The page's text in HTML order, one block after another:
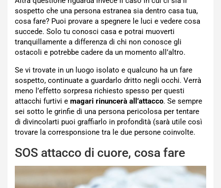
sospetto che una persona estranea sia dentro casa tua,
cosa fare? Puoi provare a spegnere le luci e vedere cosa
succede. Solo tu conosci casa e potrai muoverti
tranquillamente a differenza di chi non conosce gli
ostacoli e potrebbe cadere da un momento all’altro.
Se vi trovate in un luogo isolato e qualcuno ha un fare
sospetto, continuate a guardarlo dritto negli occhi. Verrà
meno l’effetto sorpresa richiesto spesso per questi
attacchi furtivi e magari rinuncerà all’attacco. Se sempre
sei sotto le grinfie di una persona pericolosa per tentare
di divincolarti puoi graffiarlo in profondità (sarà utile così
trovare la corresponsione tra le due persone coinvolte.
SOS attacco di cuore, cosa fare